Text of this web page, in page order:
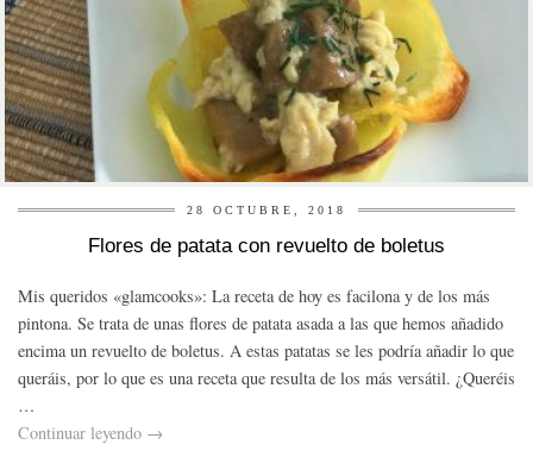
28 OCTUBRE, 2018
Flores de patata con revuelto de boletus
Mis queridos «glamcooks»: La receta de hoy es facilona y de los más
pintona. Se trata de unas flores de patata asada a las que hemos añadido
encima un revuelto de boletus. A estas patatas se les podría añadir lo que
queráis, por lo que es una receta que resulta de los más versátil. ¿Queréis
…
Continuar leyendo →